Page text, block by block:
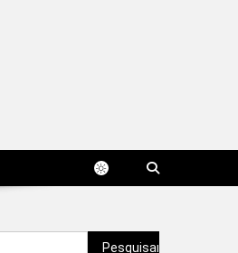
Pesquisar